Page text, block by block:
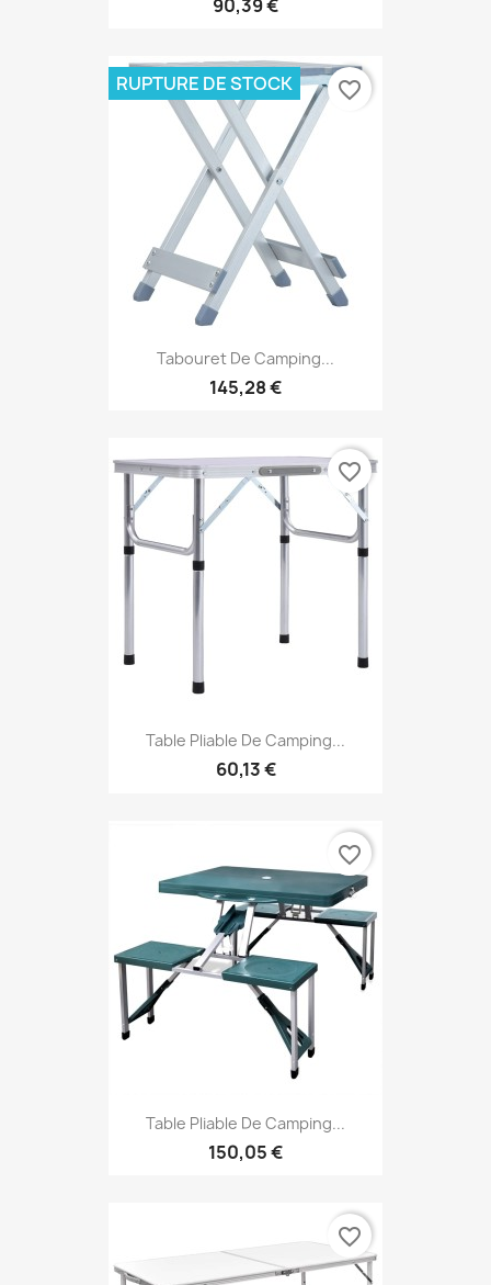
90,39 €
Tabouret De Camping...
145,28 €
RUPTURE DE STOCK favorite_border
Table Pliable De Camping...
60,13 €
favorite_border
Table Pliable De Camping...
150,05 €
favorite_border
favorite_border